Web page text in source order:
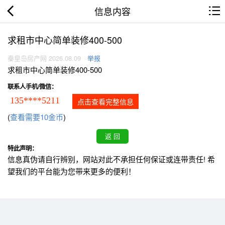
信息内容
求租市中心简单装修400-500
秦皇岛房产网 2026.08.09 举报
求租市中心简单装修400-500
联系人手机/微信：
135****5211 点击查看完整信息
(查看需要10金币)
特此声明：
信息真伪请自行辨别，网站对此不承担任何保证或连带责任! 希
望我们的平台能为您带来更多的便利！